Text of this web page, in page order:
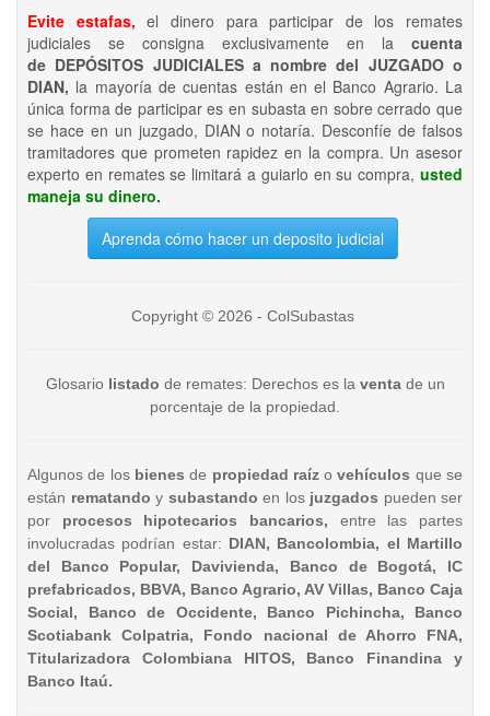
Evite estafas, el dinero para participar de los remates
judiciales se consigna exclusivamente en la cuenta
de DEPÓSITOS JUDICIALES a nombre del JUZGADO o
DIAN, la mayoría de cuentas están en el Banco Agrario. La
única forma de participar es en subasta en sobre cerrado que
se hace en un juzgado, DIAN o notaría. Desconfíe de falsos
tramitadores que prometen rapidez en la compra. Un asesor
experto en remates se limitará a guiarlo en su compra, usted
maneja su dinero.
Aprenda cómo hacer un deposito judicial
Copyright © 2026 - ColSubastas
Glosario listado de remates: Derechos es la ventade un
porcentaje de la propiedad.
Algunos de los bienesde propiedad raízo vehículos que se
están rematando y subastando en los juzgados pueden ser
por procesos hipotecarios bancarios, entre las partes
involucradas podrían estar: DIAN, Bancolombia, el Martillo
del Banco Popular, Davivienda, Banco de Bogotá, IC
prefabricados, BBVA, Banco Agrario, AV Villas, Banco Caja
Social, Banco de Occidente, Banco Pichincha, Banco
Scotiabank Colpatria, Fondo nacional de Ahorro FNA,
Titularizadora Colombiana HITOS, Banco Finandina y
Banco Itaú.